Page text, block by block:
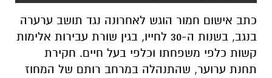
הדרומי, חשפה מסכת התעללות מזעזעת בתוך
כותלי הבית.
מכתב האישום עולה כי האירוע המרכזי התרחש